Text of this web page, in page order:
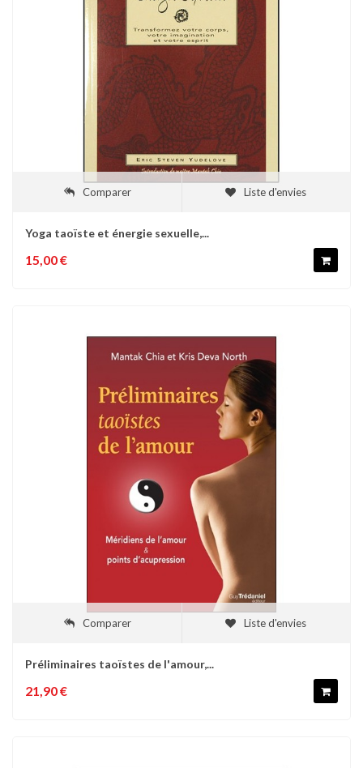
Comparer Liste d'envies
Yoga taoïste et énergie sexuelle,...
15,00 €
Comparer Liste d'envies
Préliminaires taoïstes de l'amour,...
21,90 €